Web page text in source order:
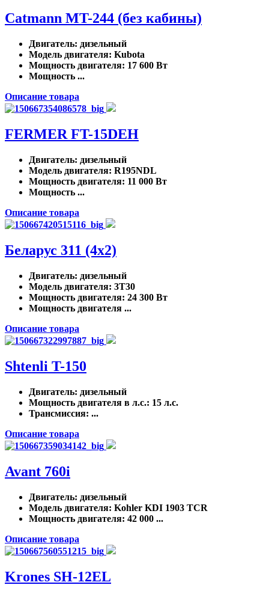
Catmann MT-244 (без кабины)
Двигатель: дизельный
Модель двигателя: Kubota
Мощность двигателя: 17 600 Вт
Мощность ...
Описание товара
FERMER FT-15DEH
Двигатель: дизельный
Модель двигателя: R195NDL
Мощность двигателя: 11 000 Вт
Мощность ...
Описание товара
Беларус 311 (4x2)
Двигатель: дизельный
Модель двигателя: 3Т30
Мощность двигателя: 24 300 Вт
Мощность двигателя ...
Описание товара
Shtenli T-150
Двигатель: дизельный
Мощность двигателя в л.с.: 15 л.с.
Трансмиссия: ...
Описание товара
Avant 760i
Двигатель: дизельный
Модель двигателя: Kohler KDI 1903 TCR
Мощность двигателя: 42 000 ...
Описание товара
Krones SH-12EL